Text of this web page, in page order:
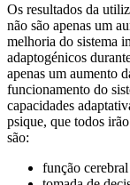
Os resultados da
não são apenas um
melhoria do sistema
adaptogénicos
apenas um aumento
funcionamento do
capacidades
psique, que todos
são:
função